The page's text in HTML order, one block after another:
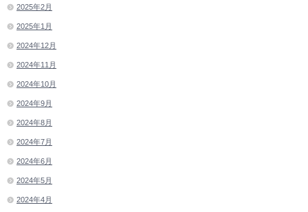
2025年2月
2025年1月
2024年12月
2024年11月
2024年10月
2024年9月
2024年8月
2024年7月
2024年6月
2024年5月
2024年4月